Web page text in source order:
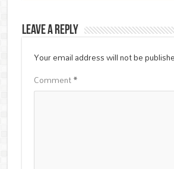
Leave a Reply
Your email address will not be
Comment*